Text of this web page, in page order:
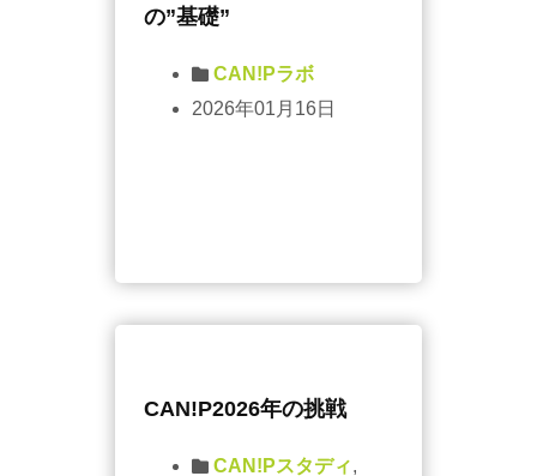
の”基礎”
CAN!Pラボ
2026年01月16日
CAN!P2026年の挑戦
CAN!Pスタディ,